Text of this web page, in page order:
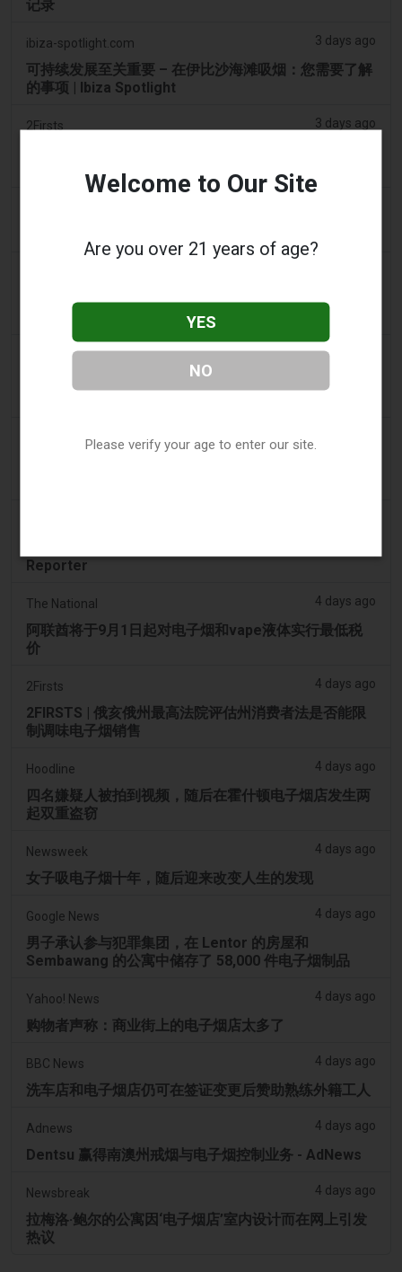
记录
ibiza-spotlight.com 3 days ago
可持续发展至关重要 – 在伊比沙海滩吸烟：您需要了解
的事项 | Ibiza Spotlight
2Firsts 3 days ago
升 1 迪拉姆的最低消费税价格，同时维持 100% 的税率
2FIRSTS | 尼古丁袋在美国便利店市场崛起，而电子烟
The Irish Times 3 days ago
电子烟税在九个月内筹集了2200万欧元后，政府正考虑
Tico Times
Reporter
The National 4 days ago
阿联酋将于9月1日起对电子烟和vape液体实行最低税
价
2Firsts 4 days ago
2FIRSTS | 俄亥俄州最高法院评估州消费者法是否能限
制调味电子烟销售
Hoodline 4 days ago
四名嫌疑人被拍到视频，随后在霍什顿电子烟店发生两
起双重盗窃
Newsweek 4 days ago
女子吸电子烟十年，随后迎来改变人生的发现
Google News 4 days ago
男子承认参与犯罪集团，在 Lentor 的房屋和
Sembawang 的公寓中储存了 58,000 件电子烟制品
Yahoo! News 4 days ago
购物者声称：商业街上的电子烟店太多了
BBC News 4 days ago
洗车店和电子烟店仍可在签证变更后赞助熟练外籍工人
Adnews 4 days ago
Dentsu 赢得南澳州戒烟与电子烟控制业务 - AdNews
Newsbreak 4 days ago
拉梅洛·鲍尔的公寓因‘电子烟店’室内设计而在网上引发
热议
Welcome to Our Site
Are you over 21 years of age?
YES
NO
Please verify your age to enter our site.